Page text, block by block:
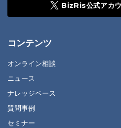
BizRis公式アカ
コンテンツ
オンライン相談
ニュース
ナレッジベース
質問事例
セミナー